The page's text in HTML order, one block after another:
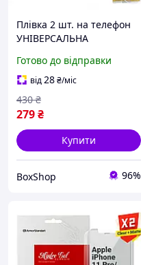
Плівка 2 шт. на телефон
УНІВЕРСАЛЬНА
поліуретанова TPU
захисна протиударна на
скло
Готово до відправки
від28₴/міс
279₴
430 ₴
Купити
BoxShop 96%